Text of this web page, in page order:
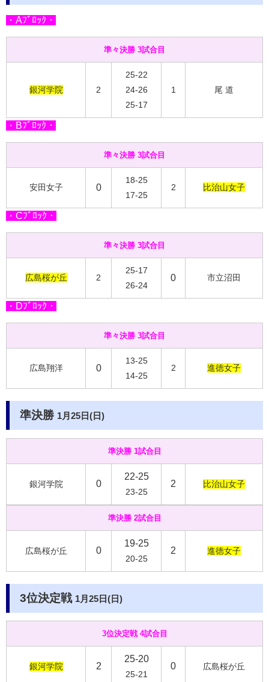
・Aﾌﾞﾛｯｸ・
準々決勝 3試合目
銀河学院 2
25-22
24-26
25-17
1 尾 道
・Bﾌﾞﾛｯｸ・
準々決勝 3試合目
安田女子 0
18-25
17-25
2 比治山女子
・Cﾌﾞﾛｯｸ・
準々決勝 3試合目
広島桜が丘 2
25-17
26-24
0 市立沼田
・Dﾌﾞﾛｯｸ・
準々決勝 3試合目
広島翔洋 0
13-25
14-25
2 進徳女子
準決勝 1月25日(日)
準決勝 1試合目
銀河学院 0
22-25
23-25
2 比治山女子
準決勝 2試合目
広島桜が丘 0
19-25
20-25
2 進徳女子
3位決定戦 1月25日(日)
3位決定戦 4試合目
銀河学院 2
25-20
25-21
0 広島桜が丘